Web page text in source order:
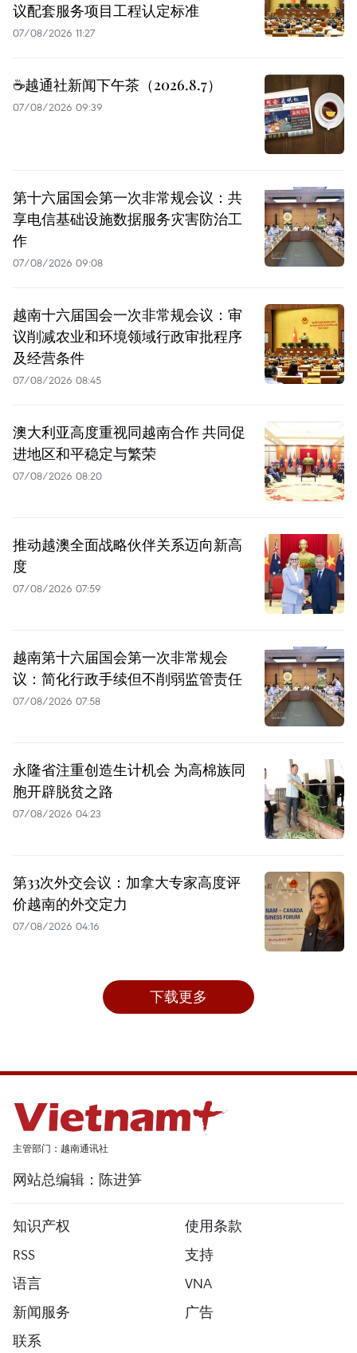
议配套服务项目工程认定标准
07/08/2026 11:27
☕️越通社新闻下午茶（2026.8.7）
07/08/2026 09:39
第十六届国会第一次非常规会议：共
享电信基础设施数据服务灾害防治工
作
07/08/2026 09:08
越南十六届国会一次非常规会议：审
议削减农业和环境领域行政审批程序
及经营条件
07/08/2026 08:45
澳大利亚高度重视同越南合作 共同促
进地区和平稳定与繁荣
07/08/2026 08:20
推动越澳全面战略伙伴关系迈向新高
度
07/08/2026 07:59
越南第十六届国会第一次非常规会
议：简化行政手续但不削弱监管责任
07/08/2026 07:58
永隆省注重创造生计机会 为高棉族同
胞开辟脱贫之路
07/08/2026 04:23
第33次外交会议：加拿大专家高度评
价越南的外交定力
07/08/2026 04:16
下载更多
主管部门：越南通讯社
网站总编辑：陈进笋
知识产权
使用条款
RSS
支持
语言
VNA
新闻服务
广告
联系